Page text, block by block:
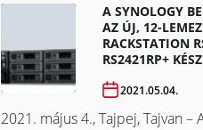
A SYNOLOGY
AZ ÚJ, 12-
RACKSTATION
RS2421RP+
2021.05.04.
2021. május 4., Tajpej, Tajvan –